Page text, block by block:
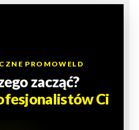
PROMOWELD
zacząć?
Ci